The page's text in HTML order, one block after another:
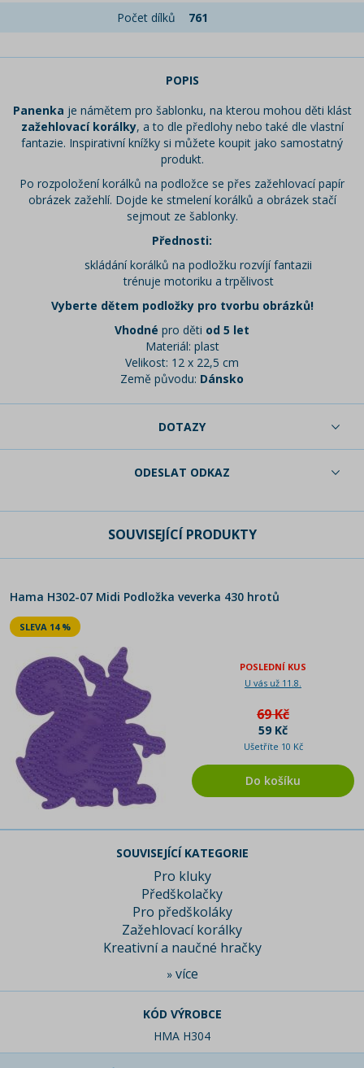
Počet dílků
761
POPIS
Panenka je námětem pro šablonku, na kterou mohou děti klást
zažehlovací korálky, a to dle předlohy nebo také dle vlastní
fantazie. Inspirativní knížky si můžete koupit jako samostatný
produkt.
Po rozpoložení korálků na podložce se přes zažehlovací papír
obrázek zažehlí. Dojde ke stmelení korálků a obrázek stačí
sejmout ze šablonky.
Přednosti:
skládání korálků na podložku rozvíjí fantazii
trénuje motoriku a trpělivost
Vyberte dětem podložky pro tvorbu obrázků!
Vhodné pro děti od 5 let
Materiál: plast
Velikost: 12 x 22,5 cm
Země původu: Dánsko
DOTAZY
ODESLAT ODKAZ
SOUVISEJÍCÍ PRODUKTY
Hama H302-07 Midi Podložka veverka 430 hrotů
SLEVA 14 %
POSLEDNÍ KUS
U vás už 11.8.
69 Kč
59 Kč
Ušetříte 10 Kč
Do košíku
SOUVISEJÍCÍ KATEGORIE
Pro kluky
Předškolačky
Pro předškoláky
Zažehlovací korálky
Kreativní a naučné hračky
» více
KÓD VÝROBCE
HMA H304